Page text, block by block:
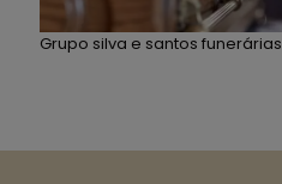
Grupo silva e santos funerárias